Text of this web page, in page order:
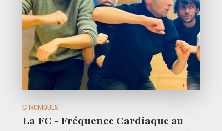
CHRONIQUES
La FC - Fréquence Cardiaque au